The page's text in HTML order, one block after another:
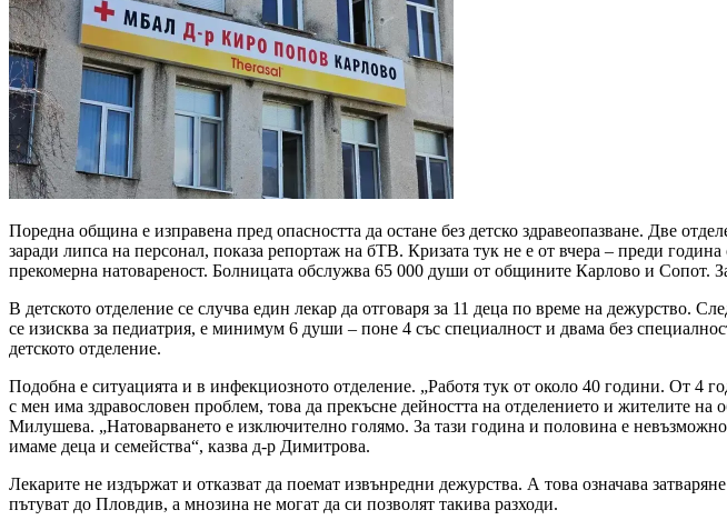
Поредна община е изправена пред опасността да остане без детско здравеопазване. Две
заради липса на персонал, показа репортаж на бТВ. Кризата тук не е от вчера – преди
прекомерна натовареност. Болницата обслужва 65 000 души от общините Карлово и Сопот.
В детското отделение се случва един лекар да отговаря за 11 деца по време на дежурство.
се изисква за педиатрия, е минимум 6 души – поне 4 със специалност и двама без
детското отделение.
Подобна е ситуацията и в инфекциозното отделение. „Работя тук от около 40 години. От 4
с мен има здравословен проблем, това да прекъсне дейността на отделението и жителите
Милушева. „Натоварването е изключително голямо. За тази година и половина е
имаме деца и семейства“, казва д-р Димитрова.
Лекарите не издържат и отказват да поемат извънредни дежурства. А това означава
пътуват до Пловдив, а мнозина не могат да си позволят такива разходи.